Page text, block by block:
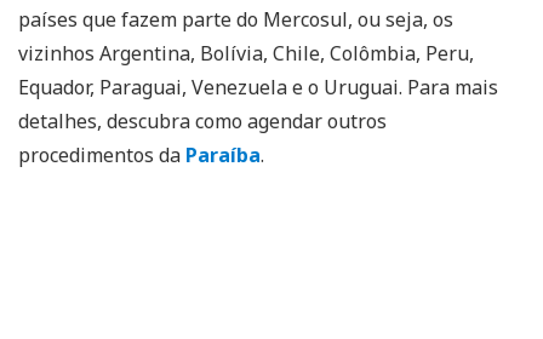
países que fazem parte do Mercosul, ou seja, os
vizinhos Argentina, Bolívia, Chile, Colômbia, Peru,
Equador, Paraguai, Venezuela e o Uruguai. Para mais
detalhes, descubra como agendar outros
procedimentos da Paraíba.